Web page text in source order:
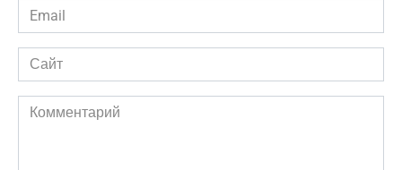
Email
*
Сайт
Комментарий